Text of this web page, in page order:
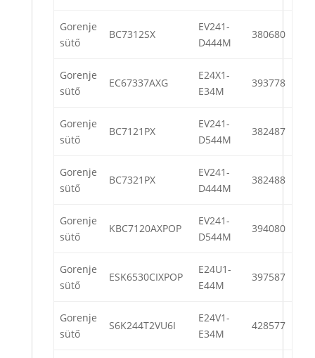
Gorenje
sütő
BC7312SX
EV241-
D444M
380680
Gorenje
sütő
EC67337AXG
E24X1-
E34M
393778
Gorenje
sütő
BC7121PX
EV241-
D544M
382487
Gorenje
sütő
BC7321PX
EV241-
D444M
382488
Gorenje
sütő
KBC7120AXPOP
EV241-
D544M
394080
Gorenje
sütő
ESK6530CIXPOP
E24U1-
E44M
397587
Gorenje
sütő
S6K244T2VU6I
E24V1-
E34M
428577